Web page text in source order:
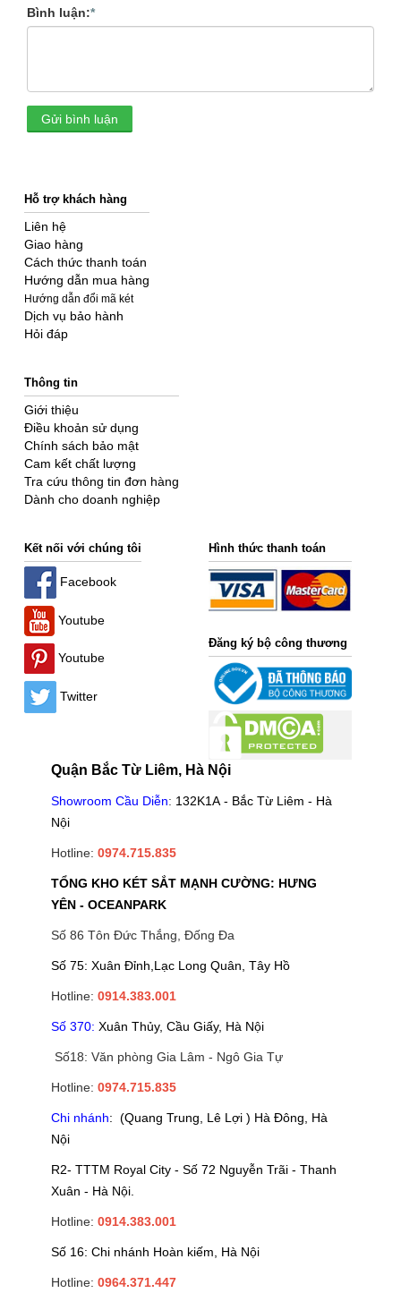
Bình luận:*
Gửi bình luận
Hỗ trợ khách hàng
Liên hệ
Giao hàng
Cách thức thanh toán
Hướng dẫn mua hàng
Hướng dẫn đổi mã két
Dịch vụ bảo hành
Hỏi đáp
Thông tin
Giới thiệu
Điều khoản sử dụng
Chính sách bảo mật
Cam kết chất lượng
Tra cứu thông tin đơn hàng
Dành cho doanh nghiệp
Kết nối với chúng tôi
Facebook
Youtube
Youtube
Twitter
Hình thức thanh toán
Đăng ký bộ công thương
Quận Bắc Từ Liêm, Hà Nội
Showroom Cầu Diễn: 132K1A - Bắc Từ Liêm - Hà
Nội
Hotline: 0974.715.835
TỔNG KHO KÉT SẮT MẠNH CƯỜNG: HƯNG
YÊN - OCEANPARK
Số 86 Tôn Đức Thắng, Đống Đa
Số 75: Xuân Đỉnh,Lạc Long Quân, Tây Hồ
Hotline: 0914.383.001
Số 370: Xuân Thủy, Cầu Giấy, Hà Nội
Số18: Văn phòng Gia Lâm - Ngô Gia Tự
Hotline: 0974.715.835
Chi nhánh: (Quang Trung, Lê Lợi ) Hà Đông, Hà
Nội
R2- TTTM Royal City - Số 72 Nguyễn Trãi - Thanh
Xuân - Hà Nội.
Hotline: 0914.383.001
Số 16: Chi nhánh Hoàn kiếm, Hà Nội
Hotline: 0964.371.447